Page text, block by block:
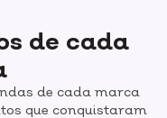
de cada
de cada marca
que conquistaram